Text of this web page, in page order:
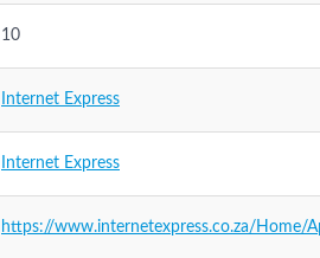
10
Internet Express
Internet Express
https://www.internetexpress.co.za/Home/